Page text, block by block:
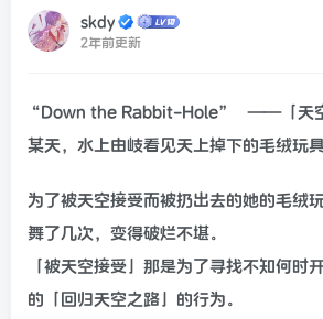
skdy
2年前更新
“Down the Rabbit-Hole”
——「天空
某天，水上由岐看见天上掉下的毛绒玩具
为了被天空接受而被扔出去的她的毛绒
舞了几次，变得破烂不堪。
「被天空接受」那是为了寻找不知何时
的「回归天空之路」的行为。